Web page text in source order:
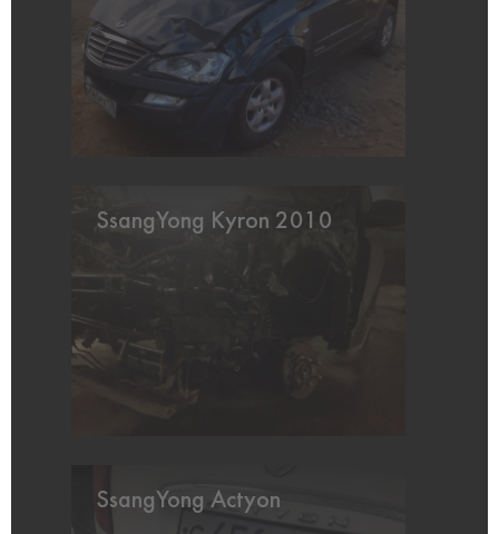
SsangYong Kyron 2010
SsangYong Actyon